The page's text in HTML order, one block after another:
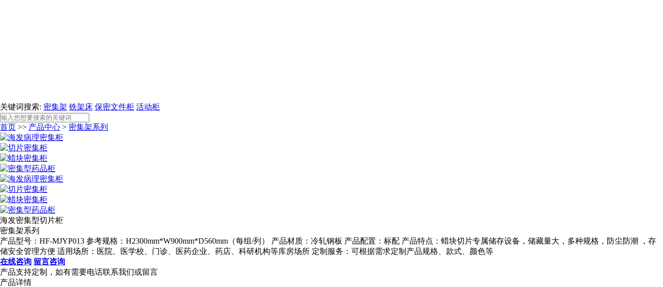
关键词搜索: 密集架 铁架床 保密文件柜 活动柜
首页 >> 产品中心 > 密集架系列
海发密集型切片柜
密集架系列
产品型号：HF-MJYP013 参考规格：H2300mm*W900mm*D560mm（每组/列） 产品材质：冷轧钢板 产品配置：标配 产品特点：蜡块切片专属储存设备，储藏量大，多种规格，防尘防潮 ，存
储安全管理方便 适用场所：医院、医学校、门诊、医药企业、药店、科研机构等库房场所 定制服务：可根据需求定制产品规格、款式、颜色等
在线咨询 留言咨询
产品支持定制，如有需要电话联系我们或留言
产品详情